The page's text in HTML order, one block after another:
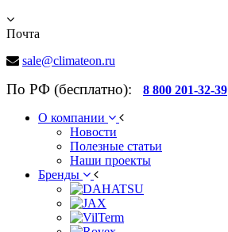
Почта
sale@climateon.ru
По РФ (бесплатно): 8 800 201-32-39
О компании
Новости
Полезные статьи
Наши проекты
Бренды